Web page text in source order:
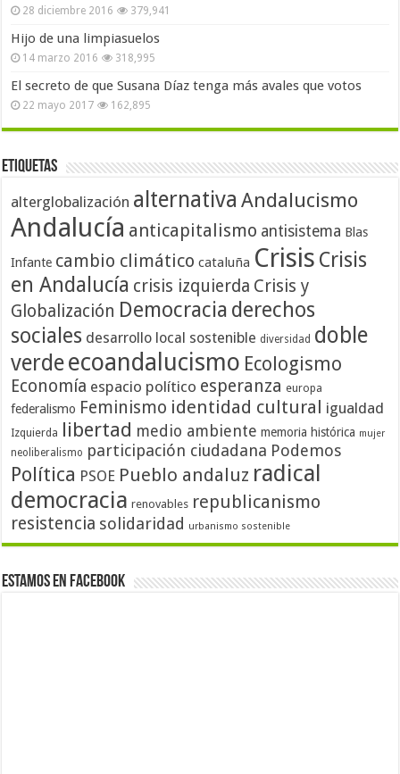
28 diciembre 2016 379,941
Hijo de una limpiasuelos
14 marzo 2016 318,995
El secreto de que Susana Díaz tenga más avales que votos
22 mayo 2017 162,895
Etiquetas
alterglobalización alternativa Andalucismo
Andalucía anticapitalismo antisistema Blas
Infante cambio climático cataluña Crisis Crisis
en Andalucía crisis izquierda Crisis y
Globalización Democracia derechos
sociales desarrollo local sostenible diversidad doble
verdeecoandalucismo Ecologismo
Economía espacio político esperanza europa
federalismo Feminismo identidad cultural igualdad
Izquierda libertad medio ambiente memoria histórica mujer
neoliberalismo participación ciudadana Podemos
Política PSOE Pueblo andaluz radical
democracia renovables republicanismo
resistencia solidaridad urbanismo sostenible
Estamos en Facebook